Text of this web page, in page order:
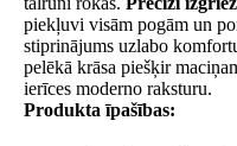
piekļuvi visām pogām un
stiprinājums uzlabo
pelēkā krāsa piešķir
ierīces moderno raksturu.
Produkta īpašības: